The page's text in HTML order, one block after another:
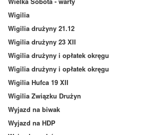
Wigilia
Wigilia drużyny 21.12
Wigilia drużyny 23 XII
Wigilia drużyny i opłatek okręgu
Wigilia drużyny i opłatek okręgu
Wigilia Hufca 19 XII
Wigilia Związku Drużyn
Wyjazd na biwak
Wyjazd na HDP